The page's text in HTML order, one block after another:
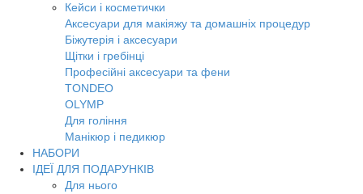
Кейси і косметички
Аксесуари для макіяжу та домашніх процедур
Біжутерія і аксесуари
Щітки і гребінці
Професійні аксесуари та фени
TONDEO
OLYMP
Для гоління
Манікюр і педикюр
НАБОРИ
ІДЕЇ ДЛЯ ПОДАРУНКІВ
Для нього